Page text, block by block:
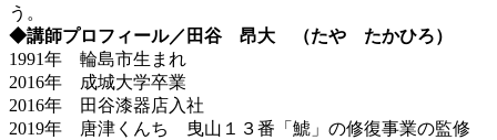
う。
◆講師プロフィール／田谷 昂大 （たや たかひろ）
1991年 輪島市生まれ
2016年 成城大学卒業
2016年 田谷漆器店入社
2019年 唐津くんち 曳山１３番「鯱」の修復事業の監修